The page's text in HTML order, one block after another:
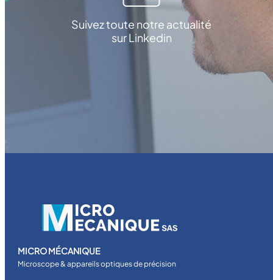
Suivez toute notre actualité
sur Linkedin
MICRO MÉCANIQUE
Microscope & appareils optiques de précision